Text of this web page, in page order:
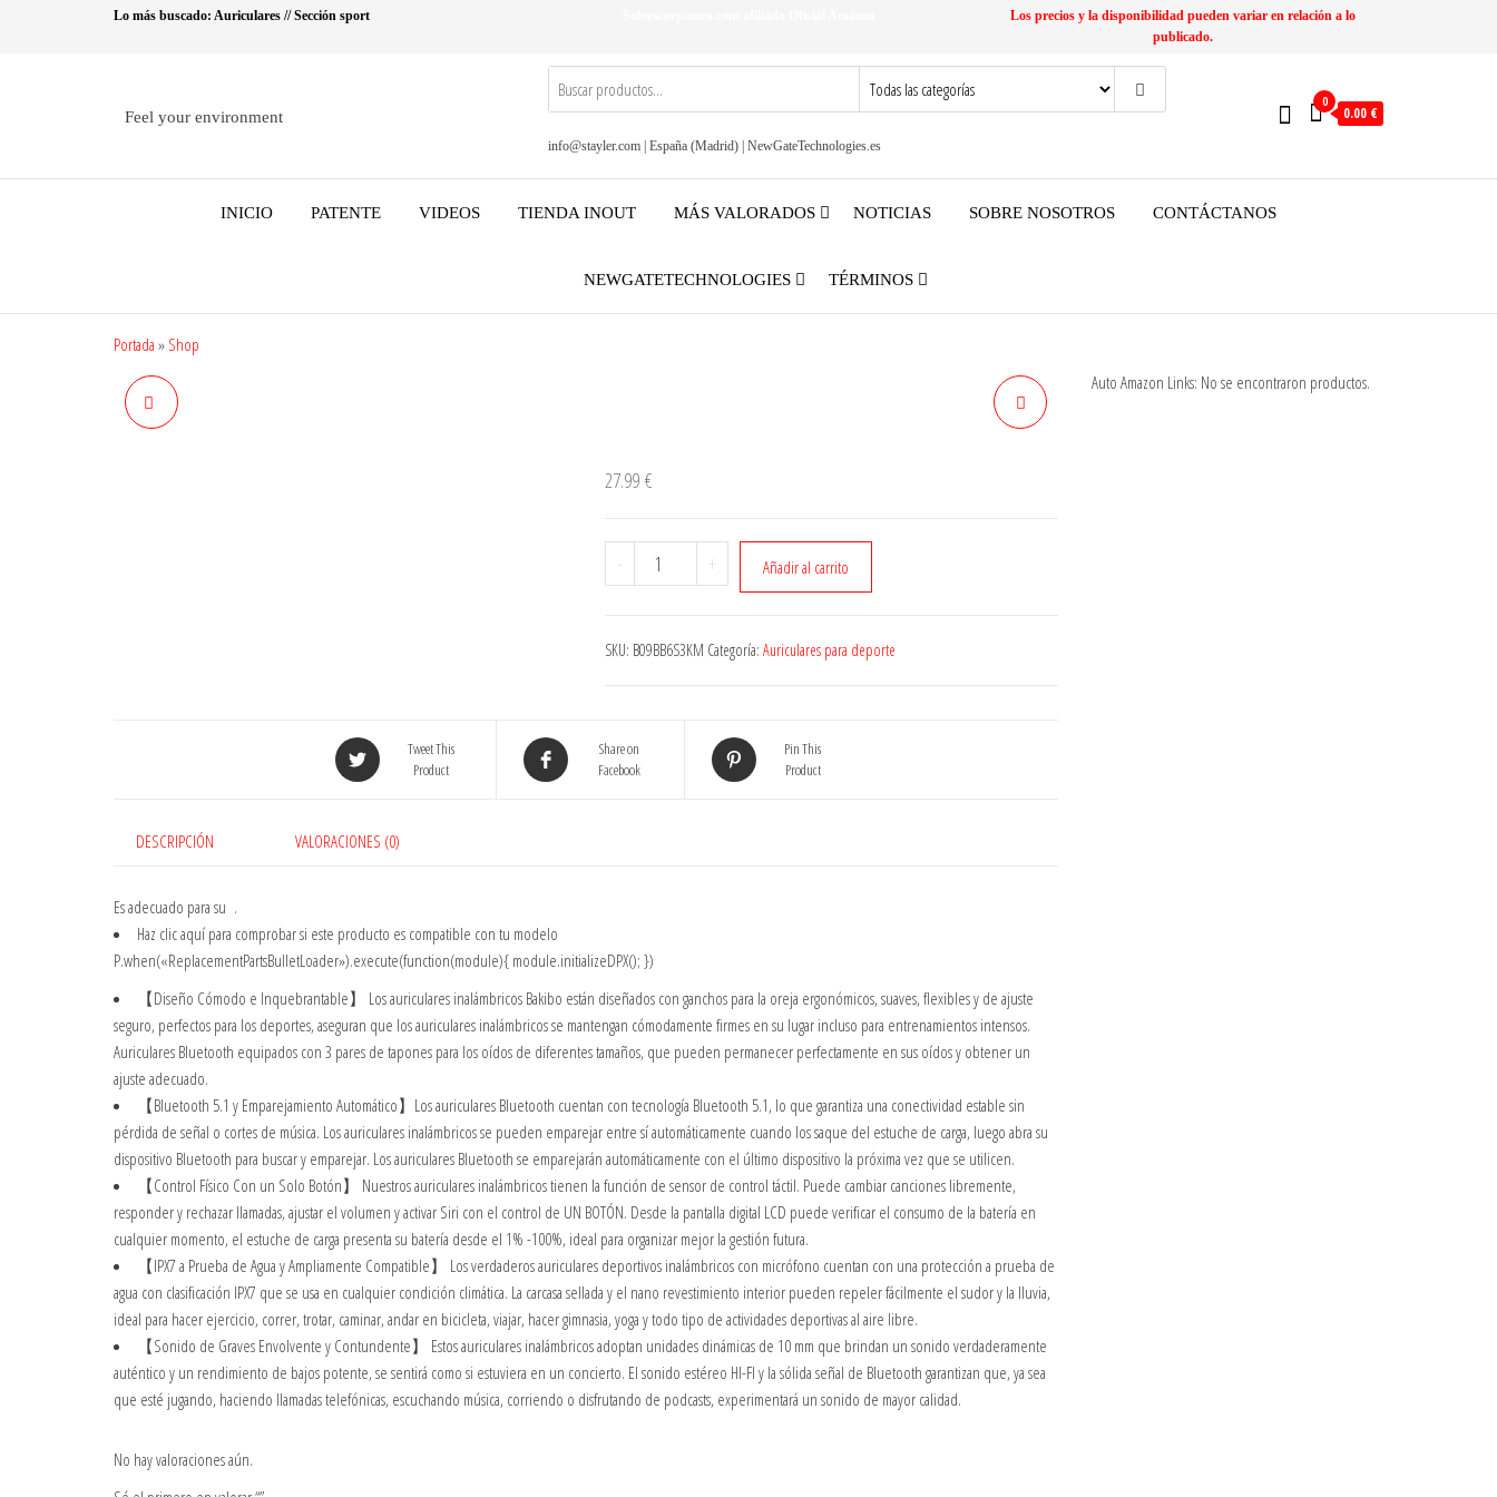
Lo más buscado: Auriculares // Sección sport
Los precios y la disponibilidad pueden variar en relación a lo
publicado.
Feel your environment
info@stayler.com | España (Madrid) | NewGateTechnologies.es
0
0.00 €
INICIO PATENTE VIDEOS TIENDA INOUT MÁS VALORADOS NOTICIAS SOBRE NOSOTROS CONTÁCTANOS
NEWGATETECHNOLOGIES TÉRMINOS
Portada » Shop
27.99 €
- Cantidad + Añadir al carrito
SKU: B09BB6S3KM Categoría: Auriculares para deporte
Tweet This
Product
Share on
Facebook
Pin This
Product
DESCRIPCIÓN VALORACIONES (0)
Es adecuado para su .
Haz clic aquí para comprobar si este producto es compatible con tu modelo
P.when(«ReplacementPartsBulletLoader»).execute(function(module){ module.initializeDPX(); })
【Diseño Cómodo e Inquebrantable】 Los auriculares inalámbricos Bakibo están diseñados con ganchos para la oreja ergonómicos, suaves, flexibles y de ajuste
seguro, perfectos para los deportes, aseguran que los auriculares inalámbricos se mantengan cómodamente firmes en su lugar incluso para entrenamientos intensos.
Auriculares Bluetooth equipados con 3 pares de tapones para los oídos de diferentes tamaños, que pueden permanecer perfectamente en sus oídos y obtener un
ajuste adecuado.
【Bluetooth 5.1 y Emparejamiento Automático】Los auriculares Bluetooth cuentan con tecnología Bluetooth 5.1, lo que garantiza una conectividad estable sin
pérdida de señal o cortes de música. Los auriculares inalámbricos se pueden emparejar entre sí automáticamente cuando los saque del estuche de carga, luego abra su
dispositivo Bluetooth para buscar y emparejar. Los auriculares Bluetooth se emparejarán automáticamente con el último dispositivo la próxima vez que se utilicen.
【Control Físico Con un Solo Botón】 Nuestros auriculares inalámbricos tienen la función de sensor de control táctil. Puede cambiar canciones libremente,
responder y rechazar llamadas, ajustar el volumen y activar Siri con el control de UN BOTÓN. Desde la pantalla digital LCD puede verificar el consumo de la batería en
cualquier momento, el estuche de carga presenta su batería desde el 1% -100%, ideal para organizar mejor la gestión futura.
【IPX7 a Prueba de Agua y Ampliamente Compatible】 Los verdaderos auriculares deportivos inalámbricos con micrófono cuentan con una protección a prueba de
agua con clasificación IPX7 que se usa en cualquier condición climática. La carcasa sellada y el nano revestimiento interior pueden repeler fácilmente el sudor y la lluvia,
ideal para hacer ejercicio, correr, trotar, caminar, andar en bicicleta, viajar, hacer gimnasia, yoga y todo tipo de actividades deportivas al aire libre.
【Sonido de Graves Envolvente y Contundente】 Estos auriculares inalámbricos adoptan unidades dinámicas de 10 mm que brindan un sonido verdaderamente
auténtico y un rendimiento de bajos potente, se sentirá como si estuviera en un concierto. El sonido estéreo HI-FI y la sólida señal de Bluetooth garantizan que, ya sea
que esté jugando, haciendo llamadas telefónicas, escuchando música, corriendo o disfrutando de podcasts, experimentará un sonido de mayor calidad.
No hay valoraciones aún.
Auto Amazon Links: No se encontraron productos.